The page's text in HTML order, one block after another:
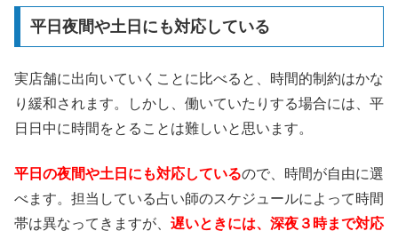
平日夜間や土日にも対応している
実店舗に出向いていくことに比べると、時間的制約はかな
り緩和されます。しかし、働いていたりする場合には、平
日日中に時間をとることは難しいと思います。
平日の夜間や土日にも対応しているので、時間が自由に選
べます。担当している占い師のスケジュールによって時間
帯は異なってきますが、 遅いときには、深夜３時まで対応